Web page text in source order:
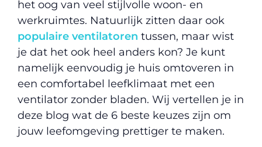
het oog van veel stijlvolle woon- en
werkruimtes. Natuurlijk zitten daar ook
populaire ventilatoren tussen, maar wist
je dat het ook heel anders kon? Je kunt
namelijk eenvoudig je huis omtoveren in
een comfortabel leefklimaat met een
ventilator zonder bladen. Wij vertellen je in
deze blog wat de 6 beste keuzes zijn om
jouw leefomgeving prettiger te maken.